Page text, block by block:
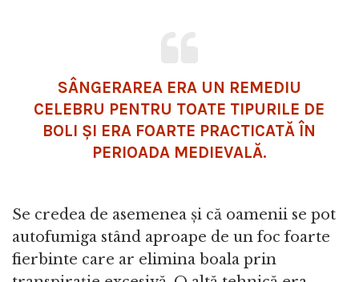
SÂNGERAREA ERA UN REMEDIU
CELEBRU PENTRU TOATE TIPURILE DE
BOLI ȘI ERA FOARTE PRACTICATĂ ÎN
PERIOADA MEDIEVALĂ.
Se credea de asemenea și că oamenii se pot
autofumiga stând aproape de un foc foarte
fierbinte care ar elimina boala prin